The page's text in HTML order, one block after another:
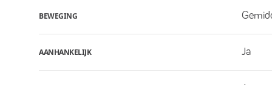
BEWEGING
AANHANKELIJK Ja